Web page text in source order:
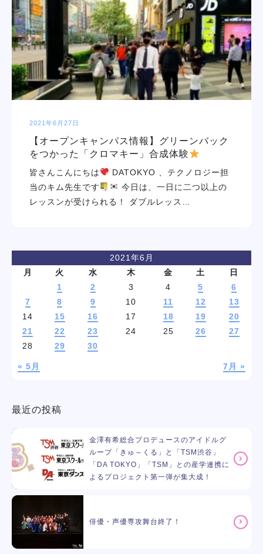
2021年6月27日
【オープンキャンパス情報】グリーンバック
をつかった「クロマキー」合成体験
皆さんこんにちは
DATOKYO 、テクノロジー担
当のキム先生です
今日は、一日に二つ以上の
レッスンが受けられる！ ダブルレッス…
2021年6月
月
火 水 木 金 土 日
« 5月 7月 »
1 2 3 4 5
6
7
8 9 10 11 12
13
14
15 16 17 18 19
20
21
22 23 24 25 26
27
28
29 30
最近の投稿
金澤有希総合プロデュースのアイドルグ
ループ「きゅ～くる」と「TSM渋谷」
「DA TOKYO」「TSM」との産学連携に
よるプロジェクト第一弾が集大成！
俳優・声優専攻舞台終了！
学校紹介
学科・専攻
就職・デビュー
入学案内
訪問者別